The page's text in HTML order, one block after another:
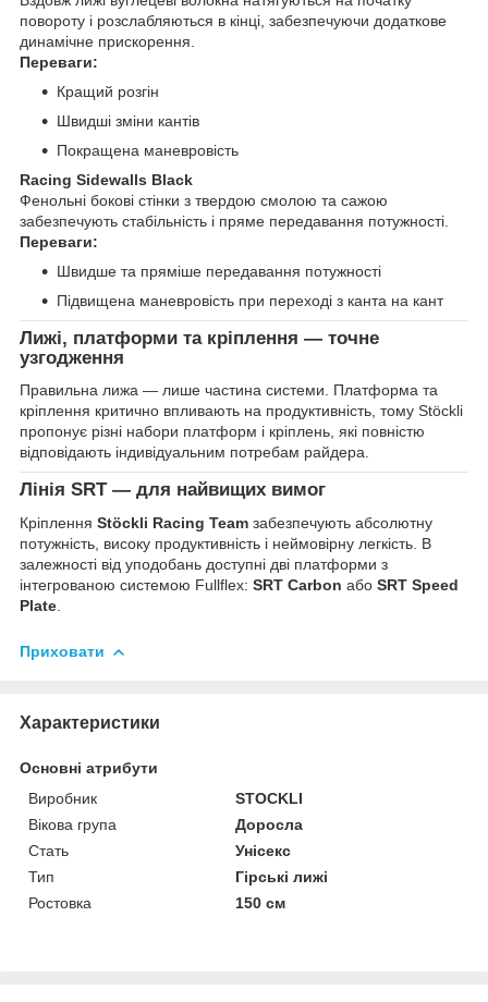
повороту і розслабляються в кінці, забезпечуючи додаткове
динамічне прискорення.
Переваги:
Кращий розгін
Швидші зміни кантів
Покращена маневровість
Racing Sidewalls Black
Фенольні бокові стінки з твердою смолою та сажою
забезпечують стабільність і пряме передавання потужності.
Переваги:
Швидше та пряміше передавання потужності
Підвищена маневровість при переході з канта на кант
Лижі, платформи та кріплення — точне
узгодження
Правильна лижа — лише частина системи. Платформа та
кріплення критично впливають на продуктивність, тому Stöckli
пропонує різні набори платформ і кріплень, які повністю
відповідають індивідуальним потребам райдера.
Лінія SRT — для найвищих вимог
Кріплення Stöckli Racing Team забезпечують абсолютну
потужність, високу продуктивність і неймовірну легкість. В
залежності від уподобань доступні дві платформи з
інтегрованою системою Fullflex: SRT Carbon або SRT Speed
Plate
Приховати
Характеристики
Основні атрибути
Виробник
STOCKLI
Вікова група
Доросла
Стать
Унісекс
Тип
Гірські лижі
Ростовка
150 см